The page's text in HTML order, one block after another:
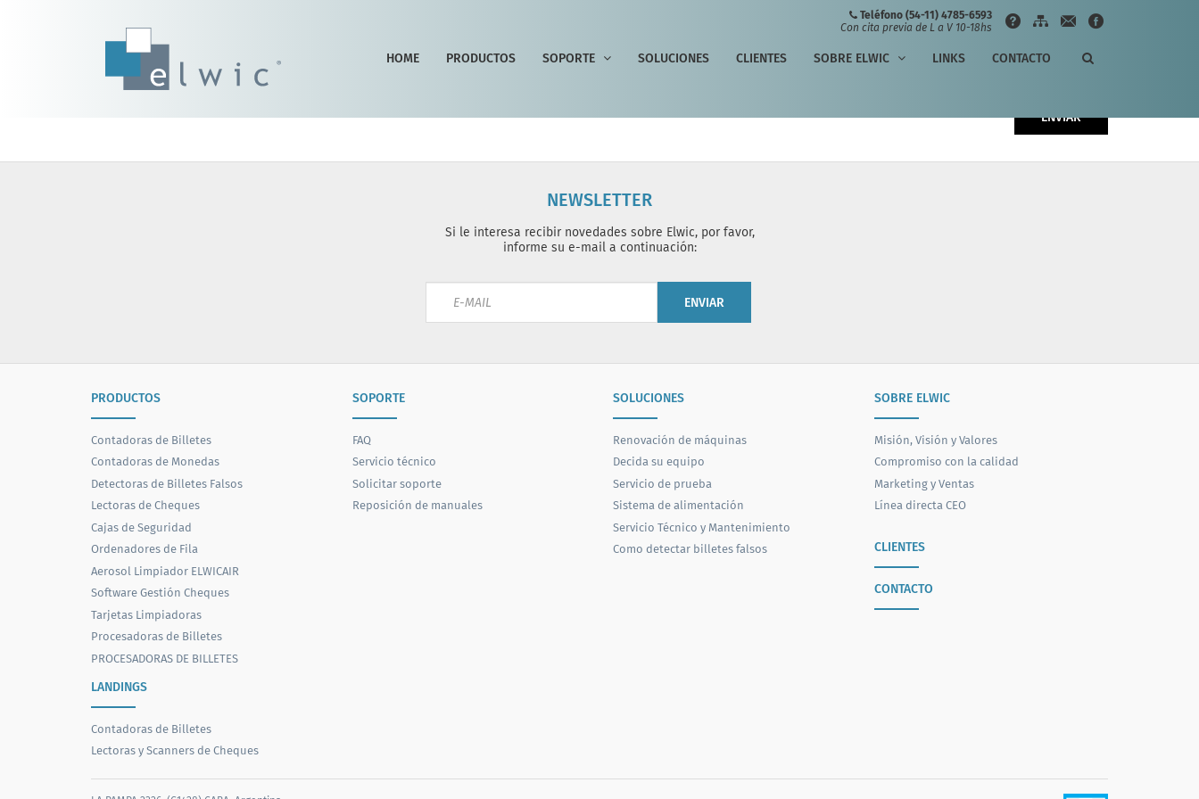
Teléfono (54-11) 4785-6593
Con cita previa de L a V 10-18hs
HOME PRODUCTOS SOPORTE SOLUCIONES CLIENTES SOBRE ELWIC LINKS CONTACTO
ENVIAR
NEWSLETTER
Si le interesa recibir novedades sobre Elwic, por favor,
informe su e-mail a continuación:
ENVIAR
PRODUCTOS
Contadoras de Billetes
Contadoras de Monedas
Detectoras de Billetes Falsos
Lectoras de Cheques
Cajas de Seguridad
Ordenadores de Fila
Aerosol Limpiador ELWICAIR
Software Gestión Cheques
Tarjetas Limpiadoras
Procesadoras de Billetes
PROCESADORAS DE BILLETES
LANDINGS
Contadoras de Billetes
Lectoras y Scanners de Cheques
SOPORTE
FAQ
Servicio técnico
Solicitar soporte
Reposición de manuales
SOLUCIONES
Renovación de máquinas
Decida su equipo
Servicio de prueba
Sistema de alimentación
Servicio Técnico y Mantenimiento
Como detectar billetes falsos
SOBRE ELWIC
Misión, Visión y Valores
Compromiso con la calidad
Marketing y Ventas
Línea directa CEO
CLIENTES
CONTACTO